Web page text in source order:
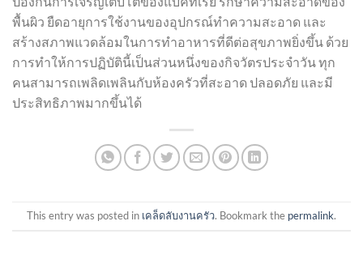
พื้นผิว ยืดอายุการใช้งานของอุปกรณ์ทำความสะอาด และ
สร้างสภาพแวดล้อมในการทำอาหารที่ดีต่อสุขภาพยิ่งขึ้น ด้วย
การทำให้การปฏิบัตินี้เป็นส่วนหนึ่งของกิจวัตรประจำวัน ทุก
คนสามารถเพลิดเพลินกับห้องครัวที่สะอาด ปลอดภัย และมี
ประสิทธิภาพมากขึ้นได้
This entry was posted in เคล็ดลับงานครัว. Bookmark the permalink.